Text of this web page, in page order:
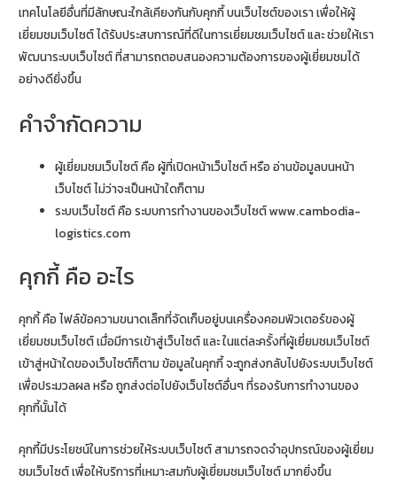
เทคโนโลยีอื่นที่มีลักษณะใกล้เคียงกันกับคุกกี้ บนเว็บไซต์ของเรา เพื่อให้ผู้
เยี่ยมชมเว็บไซต์ ได้รับประสบการณ์ที่ดีในการเยี่ยมชมเว็บไซต์ และ ช่วยให้เรา
พัฒนาระบบเว็บไซต์ ที่สามารถตอบสนองความต้องการของผู้เยี่ยมชมได้
อย่างดียิ่งขึ้น
คำจำกัดความ
ผู้เยี่ยมชมเว็บไซต์ คือ ผู้ที่เปิดหน้าเว็บไซต์ หรือ อ่านข้อมูลบนหน้า
เว็บไซต์ ไม่ว่าจะเป็นหน้าใดก็ตาม
ระบบเว็บไซต์ คือ ระบบการทำงานของเว็บไซต์ www.cambodia-
logistics.com
คุกกี้ คือ อะไร
คุกกี้ คือ ไฟล์ข้อความขนาดเล็กที่จัดเก็บอยู่บนเครื่องคอมพิวเตอร์ของผู้
เยี่ยมชมเว็บไซต์ เมื่อมีการเข้าสู่เว็บไซต์ และ ในแต่ละครั้งที่ผู้เยี่ยมชมเว็บไซต์
เข้าสู่หน้าใดของเว็บไซต์ก็ตาม ข้อมูลในคุกกี้ จะถูกส่งกลับไปยังระบบเว็บไซต์
เพื่อประมวลผล หรือ ถูกส่งต่อไปยังเว็บไซต์อื่นๆ ที่รองรับการทำงานของ
คุกกี้นั้นได้
คุกกี้มีประโยชน์ในการช่วยให้ระบบเว็บไซต์ สามารถจดจำอุปกรณ์ของผู้เยี่ยม
ชมเว็บไซต์ เพื่อให้บริการที่เหมาะสมกับผู้เยี่ยมชมเว็บไซต์ มากยิ่งขึ้น